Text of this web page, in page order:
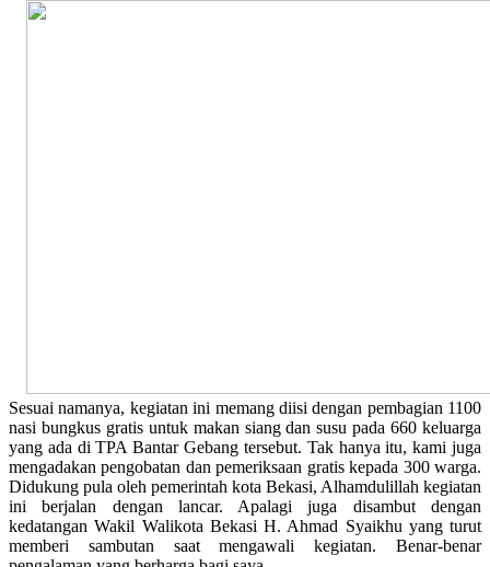
Sesuai namanya, kegiatan ini memang diisi dengan pembagian 1100
nasi bungkus gratis untuk makan siang dan susu pada 660 keluarga
yang ada di TPA Bantar Gebang tersebut. Tak hanya itu, kami juga
mengadakan pengobatan dan pemeriksaan gratis kepada 300 warga.
Didukung pula oleh pemerintah kota Bekasi, Alhamdulillah kegiatan
ini berjalan dengan lancar. Apalagi juga disambut dengan
kedatangan Wakil Walikota Bekasi H. Ahmad Syaikhu yang turut
memberi sambutan saat mengawali kegiatan. Benar-benar